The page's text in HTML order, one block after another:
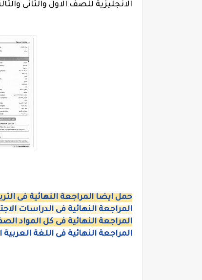
الانجليزية للصف الاول والثانى
حمل ايضا المراجعة النهائية فى
المراجعة النهائية فى الدراسات
المراجعة النهائية فى كل المواد
المراجعة النهائية فى اللغة العربية